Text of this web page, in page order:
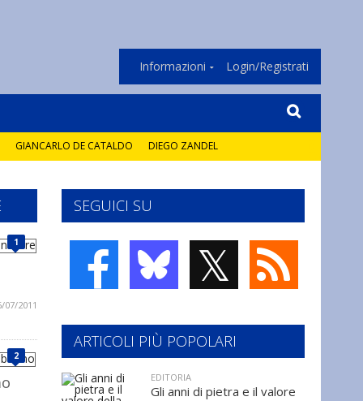
Informazioni Login/Registrati
GIANCARLO DE CATALDO DIEGO ZANDEL
SEGUICI SU
𝕏
1
07/2011
2
ARTICOLI PIÙ POPOLARI
EDITORIA
Gli anni di pietra e il valore